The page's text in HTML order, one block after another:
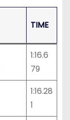
TIME
1:16.6
79
1:16.28
1